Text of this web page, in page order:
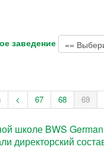
заведение
< 67 68 69
школе BWS
директорский